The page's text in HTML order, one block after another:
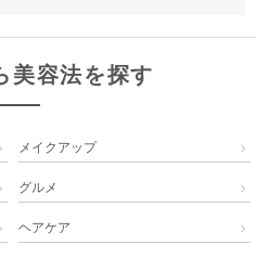
美容法を探す
メイクアップ 
グルメ 
ヘアケア 